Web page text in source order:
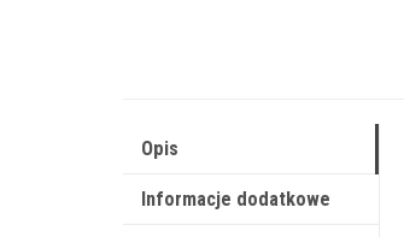
Opis
Informacje dodatkowe